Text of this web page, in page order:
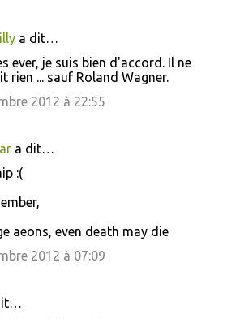
a dit…
ever, je suis bien d'accord. Il ne
rien ... sauf Roland Wagner.
2012 à 22:55
a dit…
:(
aeons, even death may die
2012 à 07:09